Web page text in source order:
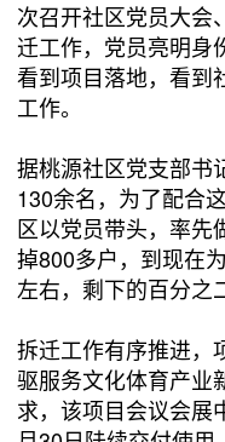
次召开社区党员大会
迁工作，党员亮明身
看到项目落地，看到
工作。
据桃源社区党支部书
130余名，为了配合
区以党员带头，率先
掉800多户，到现在
左右，剩下的百分之
拆迁工作有序推进，
驱服务文化体育产业
求，该项目会议会展